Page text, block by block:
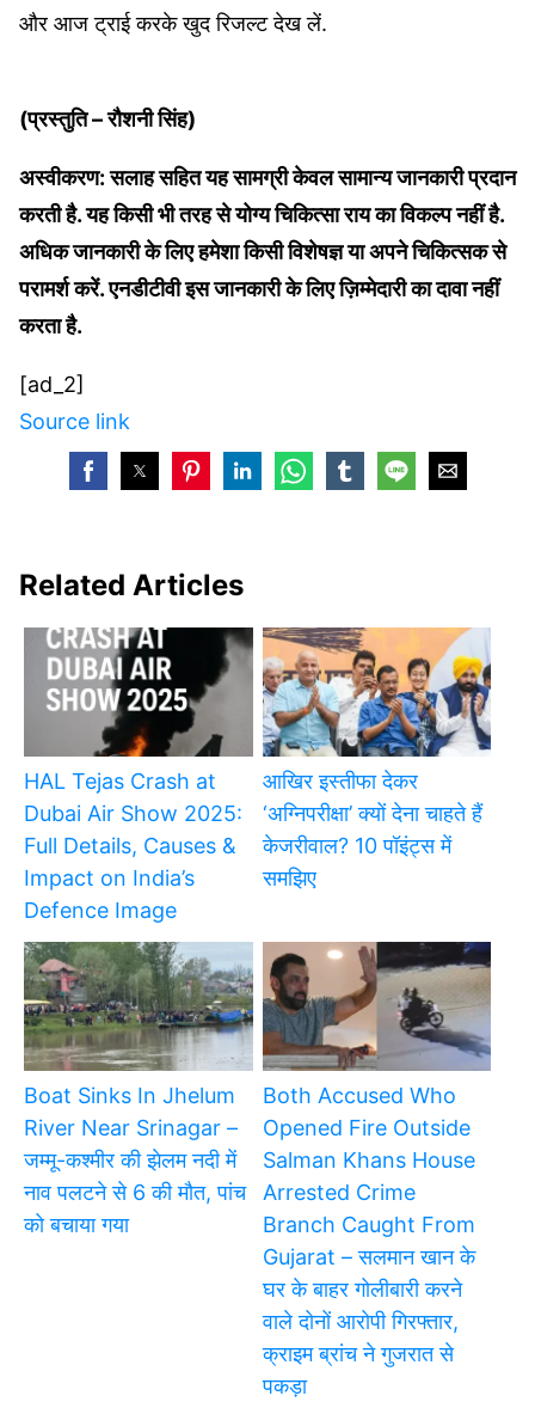
और आज ट्राई करके खुद रिजल्ट देख लें.
(प्रस्तुति – रौशनी सिंह)
अस्वीकरण: सलाह सहित यह सामग्री केवल सामान्य जानकारी प्रदान
करती है. यह किसी भी तरह से योग्य चिकित्सा राय का विकल्प नहीं है.
अधिक जानकारी के लिए हमेशा किसी विशेषज्ञ या अपने चिकित्सक से
परामर्श करें. एनडीटीवी इस जानकारी के लिए ज़िम्मेदारी का दावा नहीं
करता है.
[ad_2]
Source link
Related Articles
HAL Tejas Crash at
Dubai Air Show 2025:
Full Details, Causes &
Impact on India’s
Defence Image
आखिर इस्तीफा देकर
‘अग्निपरीक्षा’ क्यों देना चाहते हैं
केजरीवाल? 10 पॉइंट्स में
समझिए
Boat Sinks In Jhelum
River Near Srinagar –
जम्मू-कश्मीर की झेलम नदी में
नाव पलटने से 6 की मौत, पांच
को बचाया गया
Both Accused Who
Opened Fire Outside
Salman Khans House
Arrested Crime
Branch Caught From
Gujarat – सलमान खान के
घर के बाहर गोलीबारी करने
वाले दोनों आरोपी गिरफ्तार,
क्राइम ब्रांच ने गुजरात से
पकड़ा